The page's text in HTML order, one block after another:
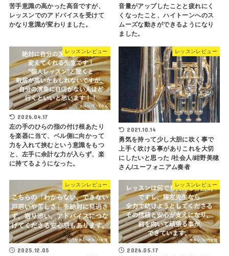
苦手意識の高かった高音ですが、
レッスンでのアドバイスを受けて
かなり意識が変わりました。
音量がアップしたことと疲れにく
くなったこと、ハイトーンへのス
ムーズな動きができるようになり
ました。
レッスンレビュー
2026.04.17
左の手のひらの指の付け根あたり
を楽器に当て、ベル側に向かって
力を入れて挟むという意識をもつ
と、左手に余計な力が入らず、楽
に持てるようになった。
レッスンレビュー
2021.10.14
勇気を持って少し大胆に吹く事で
上手く吹ける事がありこれを大切
にしたいと思った /社会人/紺野美穂
さん/ユーフォニアム奏者
レッスンレビュー
2025.12.05
レッスンレビュー
2026.05.17